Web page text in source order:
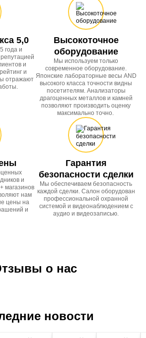
5,0
года и
и
и
отражают
Высокоточное
оборудование
Мы используем только
современное оборудование.
Японские лабораторные весы AND
высокого класса точности видны
посетителям. Анализаторы
драгоценных металлов и камней
позволяют производить оценку
максимально точно.
и
магазинов
нам
цены на
и
Гарантия
безопасности сделки
Мы обеспечиваем безопасность
каждой сделки. Салон оборудован
профессиональной охранной
системой и видеонаблюдением с
аудио и видеозаписью.
о нас
новости